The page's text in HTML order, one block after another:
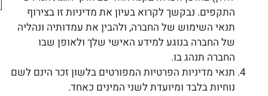
התקפים. נבקשך לקרוא בעיון את מדיניות זו בצירוף
תנאי השימוש של החברה, ולהבין את עמדותיה ונהליה
של החברה בנוגע למידע האישי שלך ולאופן שבו
החברה תנהג בו.
תנאי מדיניות הפרטיות המפורטים בלשון זכר הינם לשם
נוחיות בלבד ומיועדת לשני המינים כאחד.